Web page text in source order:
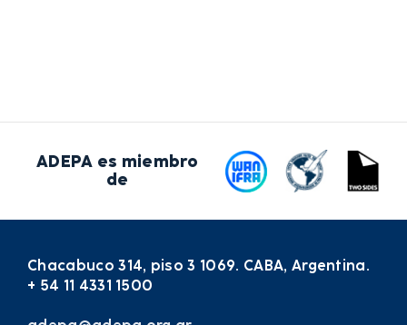
ADEPA es miembro
de
Chacabuco 314, piso 3 1069. CABA, Argentina.
+ 54 11 4331 1500